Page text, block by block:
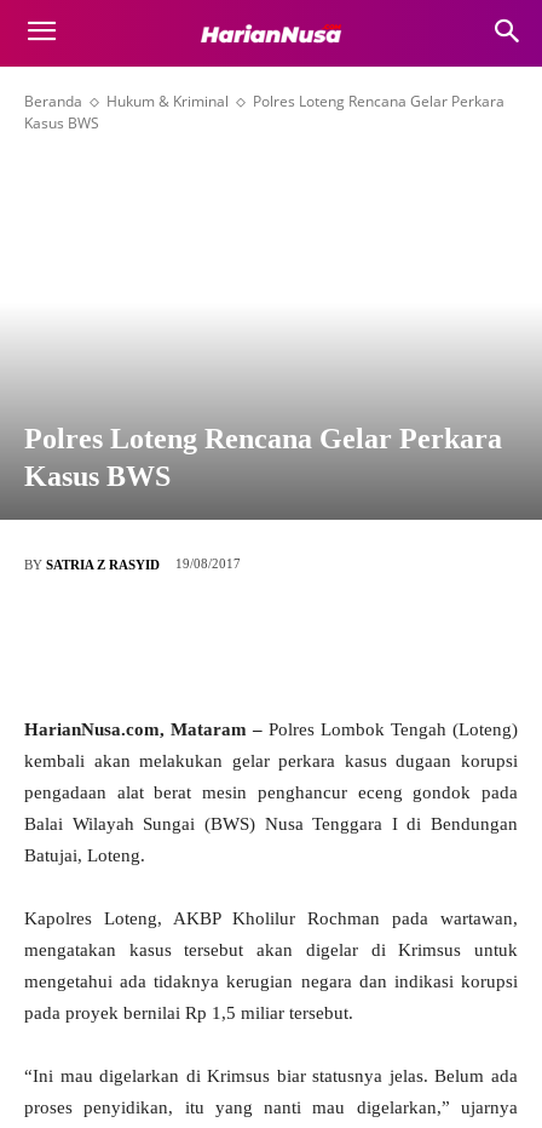
Beranda Hukum & Kriminal
Polres Loteng Rencana Gelar Perkara
Kasus BWS
Polres Loteng Rencana Gelar Perkara
Kasus BWS
BY SATRIA Z RASYID 19/08/2017
HarianNusa.com, Mataram – Polres Lombok Tengah (Loteng)
kembali akan melakukan gelar perkara kasus dugaan korupsi
pengadaan alat berat mesin penghancur eceng gondok pada
Balai Wilayah Sungai (BWS) Nusa Tenggara I di Bendungan
Batujai, Loteng.
Kapolres Loteng, AKBP Kholilur Rochman pada wartawan,
mengatakan kasus tersebut akan digelar di Krimsus untuk
mengetahui ada tidaknya kerugian negara dan indikasi korupsi
pada proyek bernilai Rp 1,5 miliar tersebut.
“Ini mau digelarkan di Krimsus biar statusnya jelas. Belum ada
proses penyidikan, itu yang nanti mau digelarkan,” ujarnya